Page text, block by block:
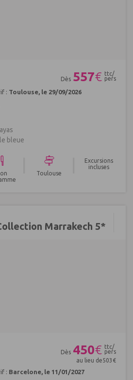
Dès 557€ ttc/
pers
: Toulouse, le 29/09/2026
bleue
Toulouse
Excursions
incluses
Marrakech 5*
Dès 450€ ttc/
pers
au lieu de503 €
: Barcelone, le 11/01/2027